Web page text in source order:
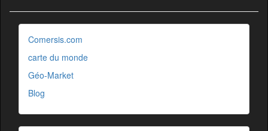
Comersis.com
carte du monde
Géo-Market
Blog